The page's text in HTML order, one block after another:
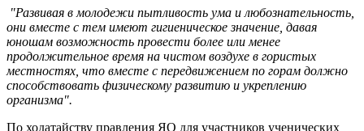
"Развивая в молодежи пытливость ума и любознательность,
они вместе с тем имеют гигиеническое значение, давая
юношам возможность провести более или менее
продолжительное время на чистом воздухе в гористых
местностях, что вместе с передвижением по горам должно
способствовать физическому развитию и укреплению
организма".
По ходатайству правления ЯО для участников ученических